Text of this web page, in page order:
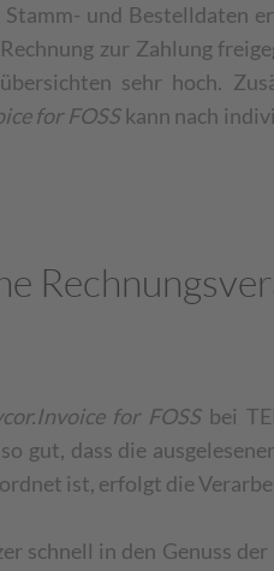
und Bestelldaten
zur Zahlung
sehr hoch.
for FOSSkann nach
for FOSSbei
gut, dass die
ist, erfolgt die
schnell in den Genuss